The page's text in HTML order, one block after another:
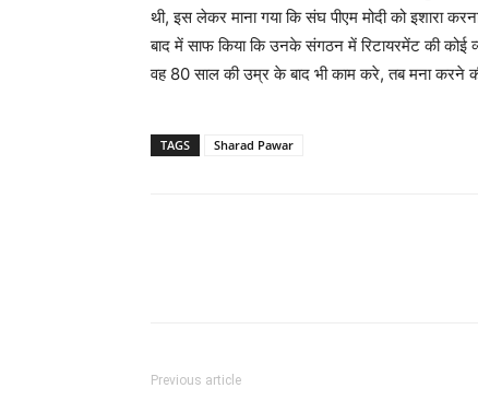
थी, इस लेकर माना गया कि संघ पीएम मोदी को इशारा
बाद में साफ किया कि उनके संगठन में रिटायरमेंट की
वह 80 साल की उम्र के बाद भी काम करे, तब मना करने
TAGS Sharad Pawar
Previous article